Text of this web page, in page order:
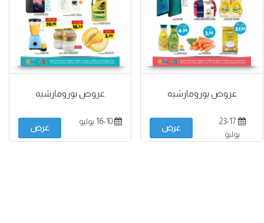
عروض يورومارشيه
23-17
يوليو
عرض
عروض يورومارشيه
عرض